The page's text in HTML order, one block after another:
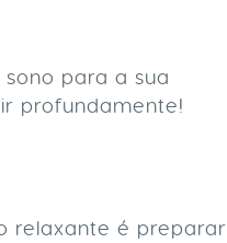
para a sua
profundamente!
relaxante é preparar